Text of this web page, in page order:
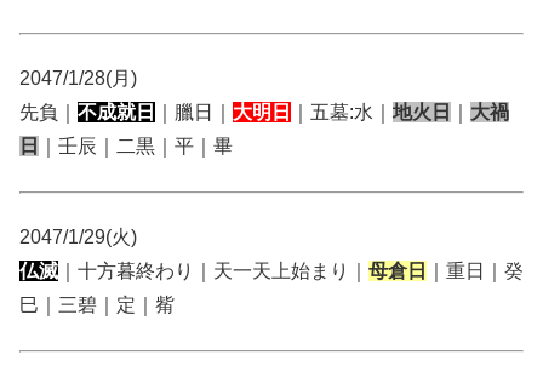
2047/1/28(月)
先負｜ 不成就日 ｜臘日｜ 大明日 ｜五墓:水｜ 地火日
大禍
日
｜壬辰｜二黒｜平｜畢
2047/1/29(火)
仏滅 ｜十方暮終わり｜天一天上始まり｜ 母倉日
｜重日｜癸
巳｜三碧｜定｜觜